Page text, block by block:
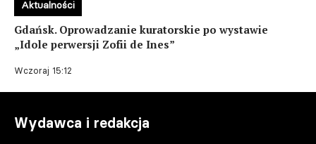
Gdańsk. Oprowadzanie kuratorskie po wystawie
„Idole perwersji Zofii de Ines”
Wczoraj 15:12
Aktualności
Wydawca i redakcja